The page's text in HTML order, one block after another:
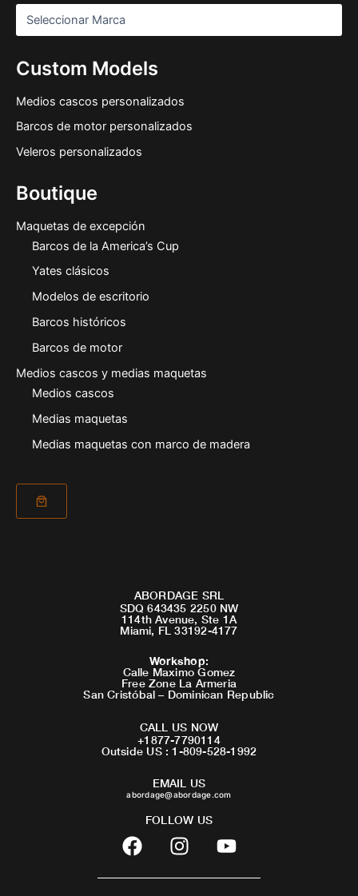
Custom Models
Medios cascos personalizados
Barcos de motor personalizados
Veleros personalizados
Boutique
Maquetas de excepción
Barcos de la America’s Cup
Yates clásicos
Modelos de escritorio
Barcos históricos
Barcos de motor
Medios cascos y medias maquetas
Medios cascos
Medias maquetas
Medias maquetas con marco de madera
ABORDAGE SRL
SDQ 643435 2250 NW
114th Avenue, Ste 1A
Miami, FL 33192-4177
Workshop:
Calle Maximo Gomez
Free Zone La Armeria
San Cristóbal – Dominican Republic
CALL US NOW
+1877-7790114
Outside US : 1-809-528-1992
EMAIL US
abordage@abordage.com
FOLLOW US
F
a
c
I
n
s
Y
o
u